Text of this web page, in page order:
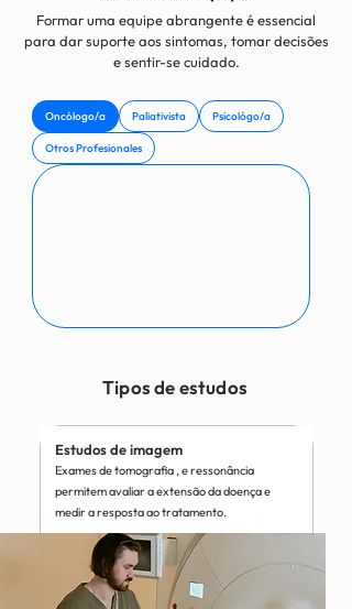
Formar uma equipe abrangente é essencial
para dar suporte aos sintomas, tomar decisões
e sentir-se cuidado.
Oncólogo/a Paliativista Psicológo/a
Otros Profesionales
Tipos de estudos
Estudos de imagem
Exames de tomografia , e ressonância
permitem avaliar a extensão da doença e
medir a resposta ao tratamento.